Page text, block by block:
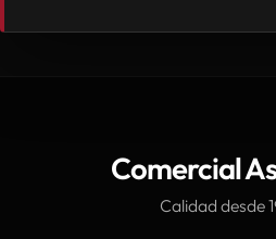
Comercial
Calidad desde